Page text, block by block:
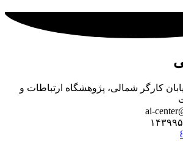
کارگر شمالی، پژوهشگاه ارتباطات و